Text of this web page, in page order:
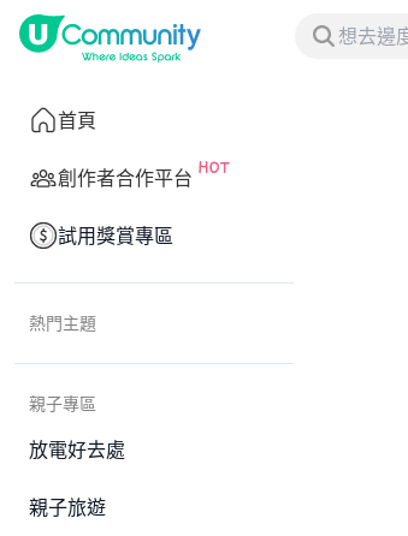
首頁
創作者合作平台
試用獎賞專區
熱門主題
親子專區
放電好去處
親子旅遊